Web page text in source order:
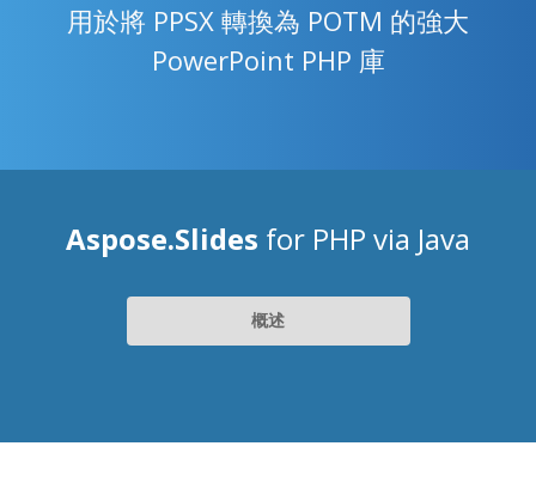
用於將 PPSX 轉換為 POTM 的強大
PowerPoint PHP 庫
Aspose.Slides for PHP via Java
概述